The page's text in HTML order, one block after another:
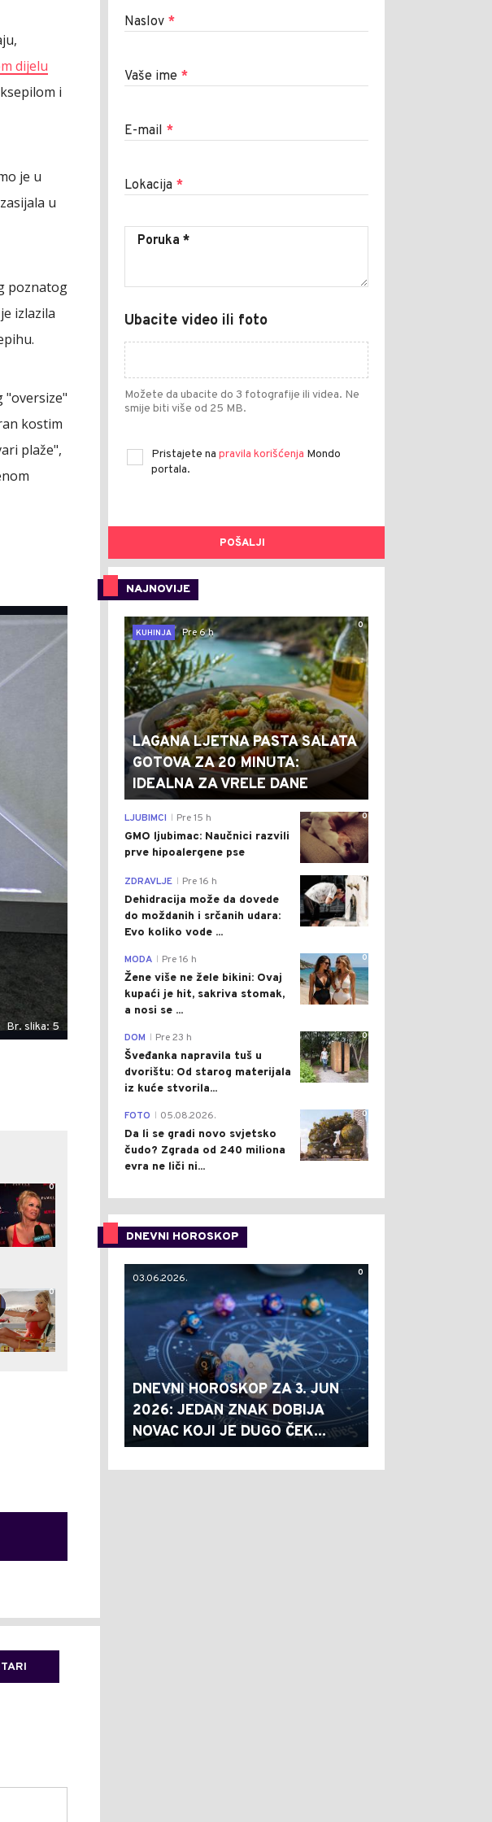
dijelu
i
je u
u
poznatog
izlazila
"oversize"
kostim
plaže",
Br. slika: 5
0
0
Naslov *
Vaše ime *
E-mail *
Lokacija *
Ubacite video ili foto
Možete da ubacite do 3 fotografije ili videa. Ne
smije biti više od 25 MB.
Pristajete na pravila korišćenja Mondo
portala.
POŠALJI
NAJNOVIJE
0
KUHINJA
Pre 6 h
LAGANA LJETNA PASTA SALATA
GOTOVA ZA 20 MINUTA:
IDEALNA ZA VRELE DANE
0
LJUBIMCI Pre 15 h
GMO ljubimac: Naučnici razvili
prve hipoalergene pse
0
ZDRAVLJE Pre 16 h
Dehidracija može da dovede
do moždanih i srčanih udara:
Evo koliko vode ...
0
MODA Pre 16 h
Žene više ne žele bikini: Ovaj
kupaći je hit, sakriva stomak,
a nosi se ...
0
DOM Pre 23 h
Šveđanka napravila tuš u
dvorištu: Od starog materijala
iz kuće stvorila...
0
FOTO 05.08.2026.
Da li se gradi novo svjetsko
čudo? Zgrada od 240 miliona
evra ne liči ni...
DNEVNI HOROSKOP
0
03.06.2026.
DNEVNI HOROSKOP ZA 3. JUN
2026: JEDAN ZNAK DOBIJA
NOVAC KOJI JE DUGO ČEK...